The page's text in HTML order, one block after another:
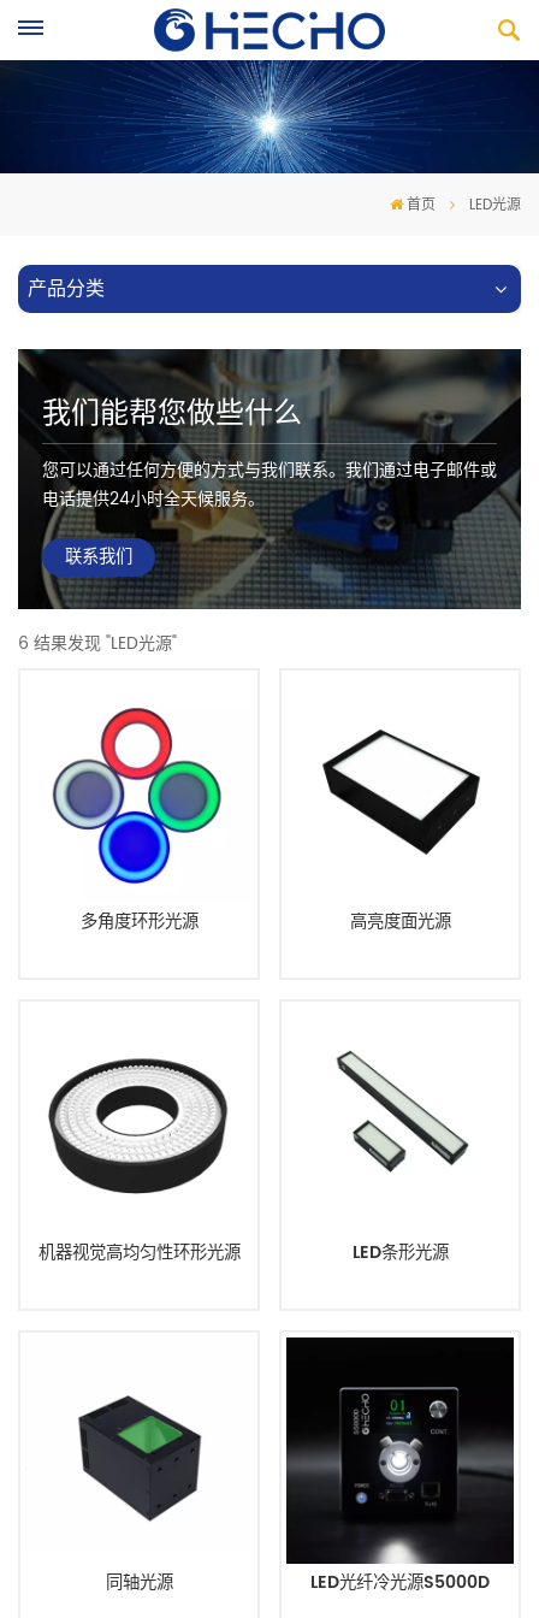
首页 LED光源
产品分类
我们能帮您做些什么
您可以通过任何方便的方式与我们联系。我们通过电子邮件或
电话提供24小时全天候服务。
联系我们
6 结果发现 "LED光源"
多角度环形光源 高亮度面光源
机器视觉高均匀性环形光源 LED条形光源
同轴光源 LED光纤冷光源S5000D